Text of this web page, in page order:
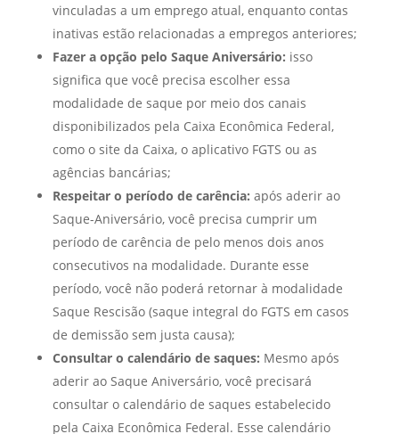
vinculadas a um emprego atual, enquanto contas
inativas estão relacionadas a empregos anteriores;
Fazer a opção pelo Saque Aniversário: isso
significa que você precisa escolher essa
modalidade de saque por meio dos canais
disponibilizados pela Caixa Econômica Federal,
como o site da Caixa, o aplicativo FGTS ou as
agências bancárias;
Respeitar o período de carência: após aderir ao
Saque-Aniversário, você precisa cumprir um
período de carência de pelo menos dois anos
consecutivos na modalidade. Durante esse
período, você não poderá retornar à modalidade
Saque Rescisão (saque integral do FGTS em casos
de demissão sem justa causa);
Consultar o calendário de saques: Mesmo após
aderir ao Saque Aniversário, você precisará
consultar o calendário de saques estabelecido
pela Caixa Econômica Federal. Esse calendário